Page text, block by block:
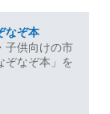
なぞ本
子供向けの市
ぞなぞ本」を